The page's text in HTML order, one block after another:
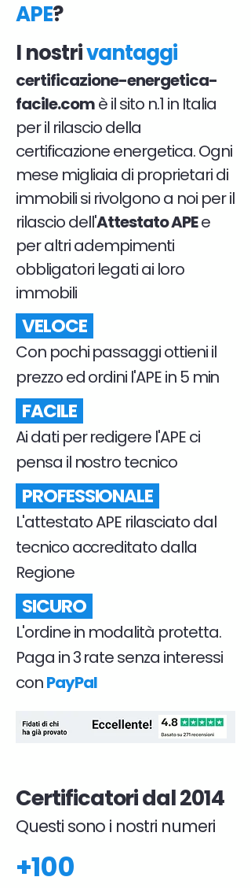
APE?
I nostrivantaggi
certificazione-energetica-
facile.comè il sito n.1 in Italia
per il rilascio della
certificazione energetica. Ogni
mese migliaia di proprietari di
immobili si rivolgono a noi per il
rilascio dell'Attestato APEe
per altri adempimenti
obbligatori legati ai loro
immobili
VELOCE
Con pochi passaggi ottieni il
prezzo ed ordini l'APE in 5 min
FACILE
Ai dati per redigere l'APE ci
pensa il nostro tecnico
PROFESSIONALE
L'attestato APE rilasciato dal
tecnico accreditato dalla
Regione
SICURO
L'ordine in modalità protetta.
Paga in 3 rate senza interessi
conPayPal
Certificatori dal 2014
Questi sono i nostri numeri
+100